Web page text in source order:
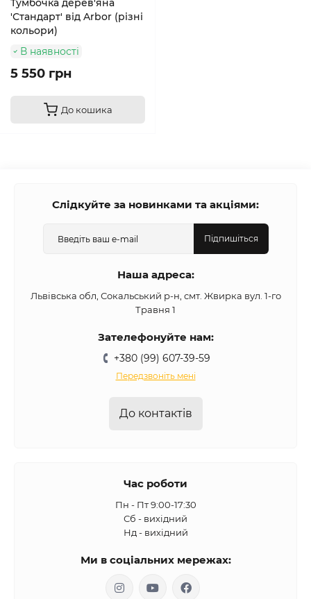
Тумбочка дерев'яна
'Стандарт' від Arbor (різні
кольори)
В наявності
5 550 грн
До кошика
Слідкуйте за новинками та акціями:
Підпишіться
Наша адреса:
Львівська обл, Сокальський р-н, смт. Жвирка вул. 1-го
Травня 1
Зателефонуйте нам:
+380 (99) 607-39-59
Передзвоніть мені
До контактів
Час роботи
Пн - Пт 9:00-17:30
Сб - вихідний
Нд - вихідний
Ми в соціальних мережах: